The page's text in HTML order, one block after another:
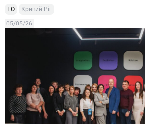
ГО Кривий Ріг
05/05/26